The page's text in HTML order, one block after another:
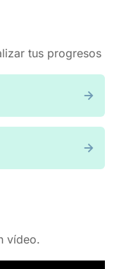
tus progresos
vídeo.